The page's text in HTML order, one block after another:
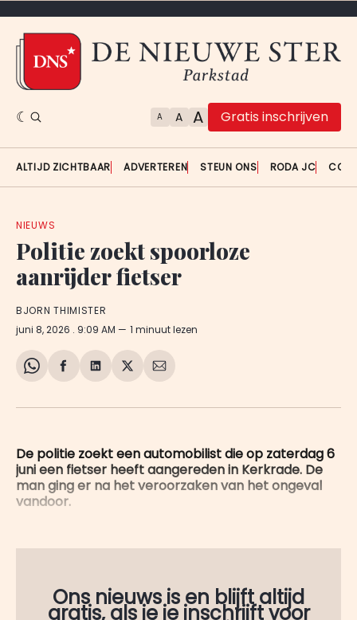
A A A Gratis inschrijven
ALTIJD ZICHTBAAR ADVERTEREN STEUN ONS RODA JC
NIEUWS
Politie zoekt spoorloze
aanrijder fietser
BJORN THIMISTER
juni 8, 2026 . 9:09 AM 1 minuut lezen
Share
WhatsApp
Delen
Facebook
Delen
LinkedIn
Share
X
Deel
E-
De politie zoekt een automobilist die op zaterdag 6
juni een fietser heeft aangereden in Kerkrade. De
man ging er na het veroorzaken van het ongeval
vandoor.
Ons nieuws is en blijft altijd
gratis, als je je inschrijft voor